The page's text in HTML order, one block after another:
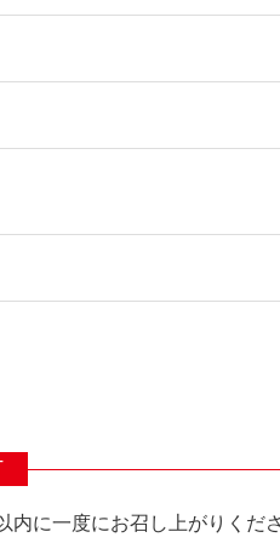
内に一度にお召し上がりくだ